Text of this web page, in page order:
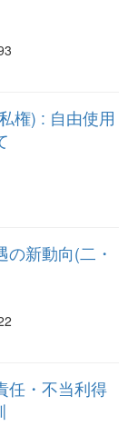
権) : 自由使用
新動向(二・
任・不当利得